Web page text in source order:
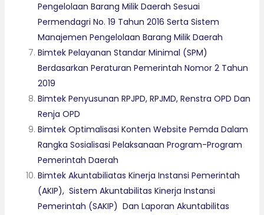
Pengelolaan Barang Milik Daerah Sesuai
Permendagri No. 19 Tahun 2016 Serta Sistem
Manajemen Pengelolaan Barang Milik Daerah
Bimtek Pelayanan Standar Minimal (SPM)
Berdasarkan Peraturan Pemerintah Nomor 2 Tahun
2019
Bimtek Penyusunan RPJPD, RPJMD, Renstra OPD Dan
Renja OPD
Bimtek Optimalisasi Konten Website Pemda Dalam
Rangka Sosialisasi Pelaksanaan Program-Program
Pemerintah Daerah
Bimtek Akuntabiliatas Kinerja Instansi Pemerintah
(AKIP), Sistem Akuntabilitas Kinerja Instansi
Pemerintah (SAKIP) Dan Laporan Akuntabilitas